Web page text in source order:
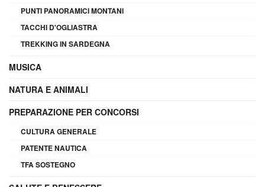
PUNTI PANORAMICI MONTANI
TACCHI D'OGLIASTRA
TREKKING IN SARDEGNA
MUSICA
NATURA E ANIMALI
PREPARAZIONE PER CONCORSI
CULTURA GENERALE
PATENTE NAUTICA
TFA SOSTEGNO